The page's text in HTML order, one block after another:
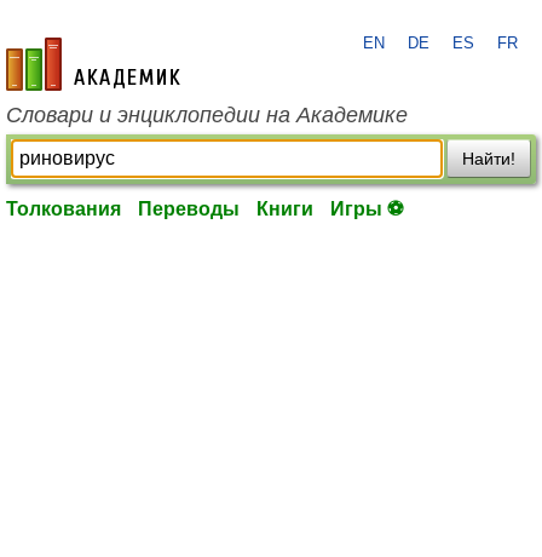
academic.ru
EN DE ES FR
Словари и энциклопедии на Академике
Найти!
Толкования Переводы Книги Игры ⚽